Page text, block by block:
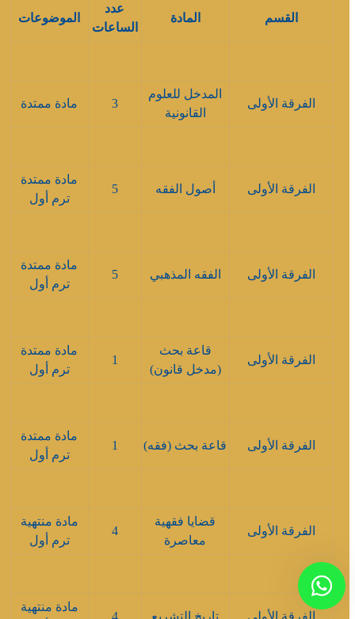
القسم المادة
عدد
الساعات
الموضوعات
الفرقة الأولى
المدخل للعلوم
القانونية
3 مادة ممتدة
الفرقة الأولى أصول الفقه 5
مادة ممتدة
ترم أول
الفرقة الأولى الفقه المذهبي 5
مادة ممتدة
ترم أول
الفرقة الأولى
قاعة بحث
(مدخل قانون)
1
مادة ممتدة
ترم أول
الفرقة الأولى قاعة بحث (فقه) 1
مادة ممتدة
ترم أول
الفرقة الأولى
قضايا فقهية
معاصرة
4
مادة منتهية
ترم أول
الفرقة الأولى تاريخ التشريع 4
مادة منتهية